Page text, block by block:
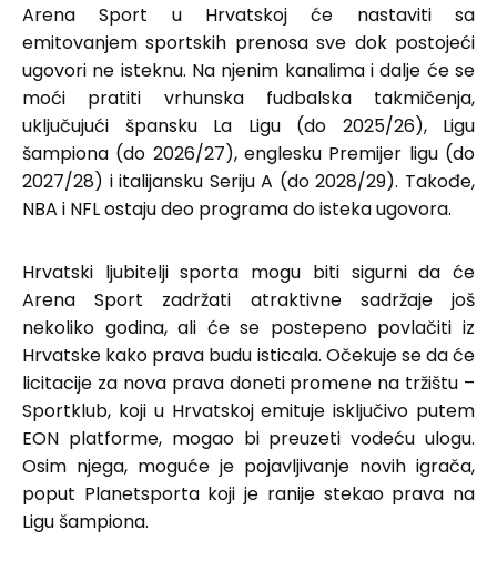
Arena Sport u Hrvatskoj će nastaviti sa
emitovanjem sportskih prenosa sve dok postojeći
ugovori ne isteknu. Na njenim kanalima i dalje će se
moći pratiti vrhunska fudbalska takmičenja,
uključujući špansku La Ligu (do 2025/26), Ligu
šampiona (do 2026/27), englesku Premijer ligu (do
2027/28) i italijansku Seriju A (do 2028/29). Takođe,
NBA i NFL ostaju deo programa do isteka ugovora.
Hrvatski ljubitelji sporta mogu biti sigurni da će
Arena Sport zadržati atraktivne sadržaje još
nekoliko godina, ali će se postepeno povlačiti iz
Hrvatske kako prava budu isticala. Očekuje se da će
licitacije za nova prava doneti promene na tržištu –
Sportklub, koji u Hrvatskoj emituje isključivo putem
EON platforme, mogao bi preuzeti vodeću ulogu.
Osim njega, moguće je pojavljivanje novih igrača,
poput Planetsporta koji je ranije stekao prava na
Ligu šampiona.